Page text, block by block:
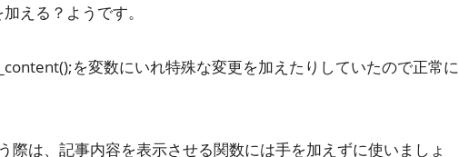
える？ようです。
を変数にいれ特殊な変更を加えたりしていたので正常に
は、記事内容を表示させる関数には手を加えずに使いましょ